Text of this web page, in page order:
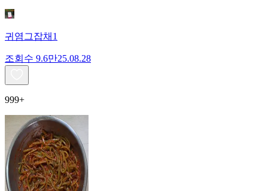
귀염그잡채1
조회수 9.6만25.08.28
999+